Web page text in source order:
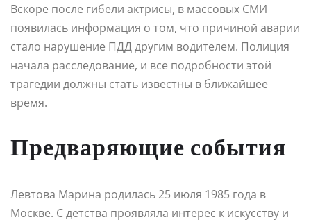
Вскоре после гибели актрисы, в массовых СМИ
появилась информация о том, что причиной аварии
стало нарушение ПДД другим водителем. Полиция
начала расследование, и все подробности этой
трагедии должны стать известны в ближайшее
время.
Предваряющие события
Левтова Марина родилась 25 июля 1985 года в
Москве. С детства проявляла интерес к искусству и